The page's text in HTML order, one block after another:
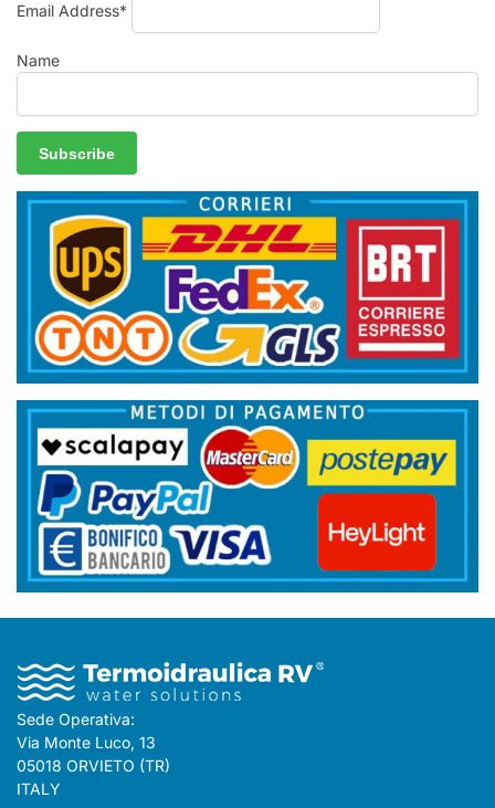
Email Address*
Name
Sede Operativa:
Via Monte Luco, 13
05018 ORVIETO (TR)
ITALY